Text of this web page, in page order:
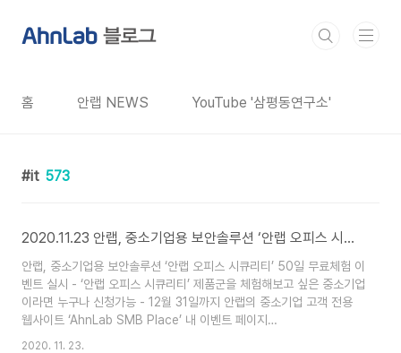
홈 안랩 NEWS YouTube '삼평동연구소'
it 573
2020.11.23 안랩, 중소기업용 보안솔루션 ‘안랩 오피스 시큐리티’ 50일 무료체험 이벤트 실시
안랩, 중소기업용 보안솔루션 ‘안랩 오피스 시큐리티’ 50일 무료체험 이
벤트 실시 - ‘안랩 오피스 시큐리티’ 제품군을 체험해보고 싶은 중소기업
이라면 누구나 신청가능 - 12월 31일까지 안랩의 중소기업 고객 전용
웹사이트 ‘AhnLab SMB Place’ 내 이벤트 페이지
2020. 11. 23.